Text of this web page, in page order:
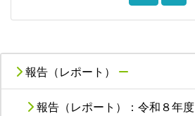
報告（レポート）
報告（レポート）：令和８年度